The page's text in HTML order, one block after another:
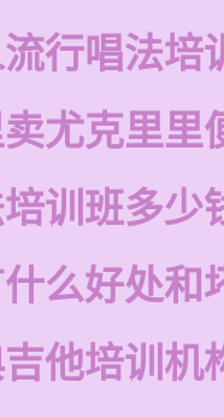
行唱法培
尤克里里
训班多少
么好处和
他培训机